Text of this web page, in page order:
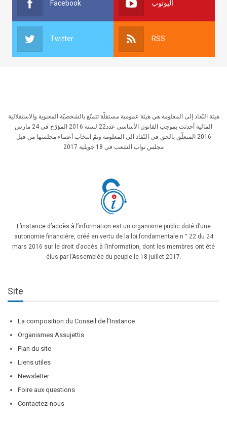
Facebook اليوتوب
Twitter RSS
هيئة النّفاذ إلى المعلومة هي هيئة عمومية مستقلّة تتمتّع بالشخصيّة المعنوية والاستقلالية
المالية أحدثت بموجب القانون الأساسي عدد22 لسنة 2016 المؤرّخ في 24 مارس
2016 المتعلّق بالحق في النّفاذ الى المعلومة وتمّ انتخاب أعضاء مجلسها من قبل
مجلس نواب الشعب في 18 جويلية 2017
L’instance d’accès à l’information est un organisme public doté d’une
autonomie financière, créé en vertu de la loi fondamentale n ° 22 du 24
mars 2016 sur le droit d’accès à l’information, dont les membres ont été
élus par l’Assemblée du peuple le 18 juillet 2017.
Site
La composition du Conseil de l’Instance
Organismes Assujettis
Plan du site
Liens utiles
Newsletter
Foire aux questions
Contactez-nous